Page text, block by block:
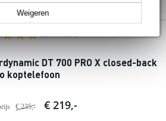
Weigeren
DT 700 PRO X closed-back
koptelefoon
€ 235,- € 219,-